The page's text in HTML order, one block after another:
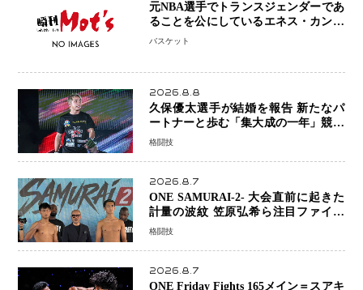
元NBA選手でトランスジェンダーであ
ることを公にしているエネス・カンタ
ーがWNBAドラフト参戦を表明「参加
バスケット
2026.8.8
久保優太選手が結婚を報告 新たなパ
ートナーと歩む「集大成の一年」競技
生活を支える存在に感謝
格闘技
2026.8.7
ONE SAMURAI-2- 大会直前に起きた
計量の波紋 笠原弘希ら注目ファイタ
ーは契約体重で決戦へ、山本歩夢と平
格闘技
2026.8.7
ONE Friday Fights 165メイン＝スアキ